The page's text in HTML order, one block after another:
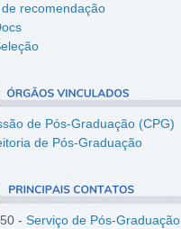
de recomendação
de Pós-Graduação (CPG)
de Pós-Graduação
- Serviço de Pós-Graduação